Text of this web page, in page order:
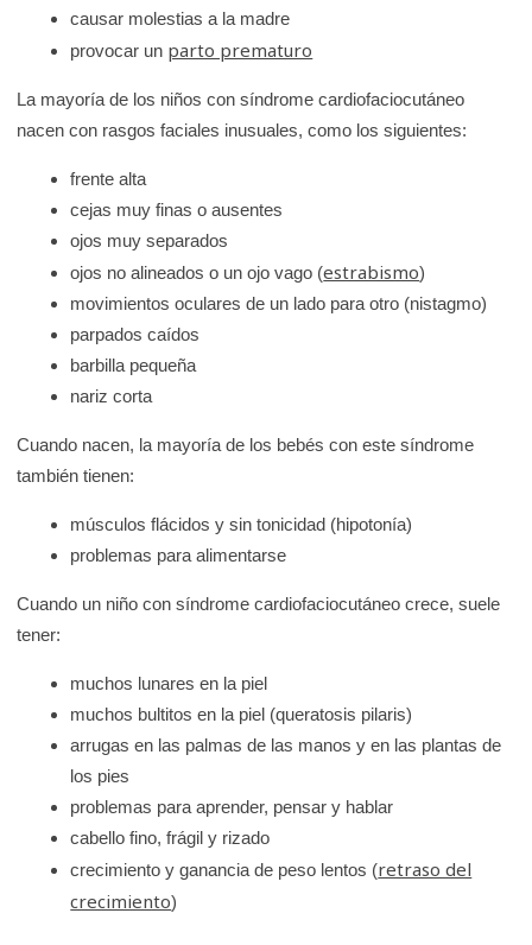
causar molestias a la madre
provocar un parto prematuro
La mayoría de los niños con síndrome cardiofaciocutáneo
nacen con rasgos faciales inusuales, como los siguientes:
frente alta
cejas muy finas o ausentes
ojos muy separados
ojos no alineados o un ojo vago (estrabismo)
movimientos oculares de un lado para otro (nistagmo)
parpados caídos
barbilla pequeña
nariz corta
Cuando nacen, la mayoría de los bebés con este síndrome
también tienen:
músculos flácidos y sin tonicidad (hipotonía)
problemas para alimentarse
Cuando un niño con síndrome cardiofaciocutáneo crece, suele
tener:
muchos lunares en la piel
muchos bultitos en la piel (queratosis pilaris)
arrugas en las palmas de las manos y en las plantas de
los pies
problemas para aprender, pensar y hablar
cabello fino, frágil y rizado
crecimiento y ganancia de peso lentos (retraso del
crecimiento)